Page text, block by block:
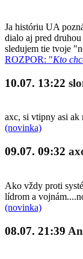
Ja históriu UA
dialo aj pred
sledujem tie tvoje
ROZPOR: "Kto
10.07. 13:22
axc, si vtipny asi ak
(novinka)
09.07. 09:32
Ako vždy proti
lídrom a
(novinka)
08.07. 21:39